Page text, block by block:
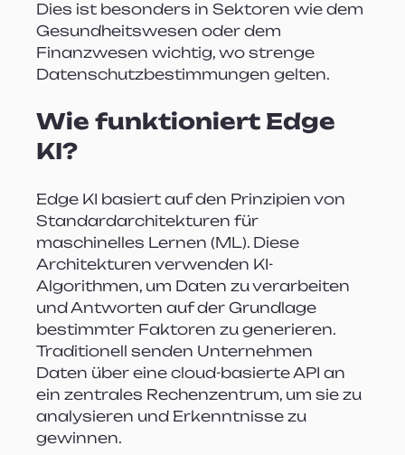
Dies ist besonders in Sektoren wie dem
Gesundheitswesen oder dem
Finanzwesen wichtig, wo strenge
Datenschutzbestimmungen gelten.
Wie funktioniert Edge
KI?
Edge KI basiert auf den Prinzipien von
Standardarchitekturen für
maschinelles Lernen (ML). Diese
Architekturen verwenden KI-
Algorithmen, um Daten zu verarbeiten
und Antworten auf der Grundlage
bestimmter Faktoren zu generieren.
Traditionell senden Unternehmen
Daten über eine cloud-basierte API an
ein zentrales Rechenzentrum, um sie zu
analysieren und Erkenntnisse zu
gewinnen.